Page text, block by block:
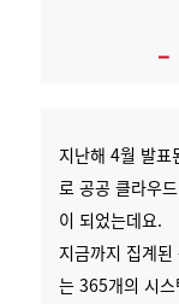
–
지난해 4월 발표
로 공공 클라우
이 되었는데요.
지금까지 집계
는 365개의 시